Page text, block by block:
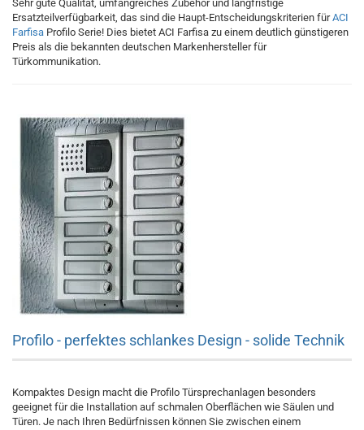
Sehr gute Qualität, umfangreiches Zubehör und langfristige
Ersatzteilverfügbarkeit, das sind die Haupt-Entscheidungskriterien fürACI
Farfisa Profilo Serie! Dies bietet ACI Farfisa zu einem deutlich günstigeren
Preis als die bekannten deutschen Markenhersteller für
Türkommunikation.
Profilo - perfektes schlankes Design - solide Technik
Kompaktes Design macht die Profilo Türsprechanlagen besonders
geeignet für die Installation auf schmalen Oberflächen wie Säulen und
Türen. Je nach Ihren Bedürfnissen können Sie zwischen einem